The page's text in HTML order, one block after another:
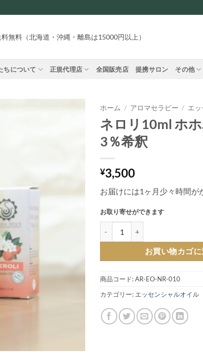
無料（北海道・沖縄・離島は15000円以上）
ちについて 正規代理店 全国販売店 提携サロン その他
ホーム / アロマセラピー / エ
ネロリ10ml ホ
3％希釈
¥3,500
お届けには1ヶ月少々時間が
お取り寄せができます
お買い物カゴ
商品コード:AR-EO-NR-010
カテゴリー: エッセンシャルオイル